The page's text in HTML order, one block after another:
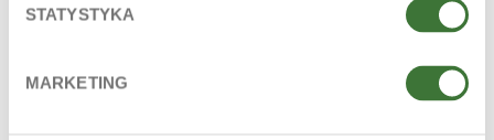
STATYSTYKA
MARKETING